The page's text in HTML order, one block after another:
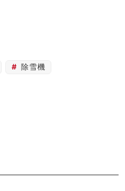
除雪機